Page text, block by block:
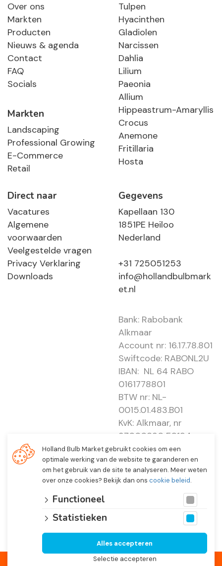
Over ons
Markten
Producten
Nieuws & agenda
Contact
FAQ
Socials
Markten
Landscaping
Professional Growing
E-Commerce
Retail
Tulpen
Hyacinthen
Gladiolen
Narcissen
Dahlia
Lilium
Paeonia
Allium
Hippeastrum-Amaryllis
Crocus
Anemone
Fritillaria
Hosta
Direct naar
Vacatures
Algemene
voorwaarden
Veelgestelde vragen
Privacy Verklaring
Downloads
Gegevens
Kapellaan 130
1851PE Heiloo
Nederland
+31 725051253
info@hollandbulbmark
et.nl
Bank: Rabobank
Alkmaar
Account nr: 16.17.78.801
Swiftcode: RABONL2U
IBAN: NL 64 RABO
0161778801
BTW nr: NL-
0015.01.483.B01
KvK: Alkmaar, nr
37000830 E0194 -
EBO 505
© 2026 Holland Bulb Market, Heiloo Netherlands
Holland Bulb Market gebruikt cookies om een
optimale werking van de website te garanderen en
om het gebruik van de site te analyseren. Meer weten
over onze cookies? Bekijk dan ons cookie beleid.
Functioneel
Statistieken
Selectie accepteren
Alles accepteren